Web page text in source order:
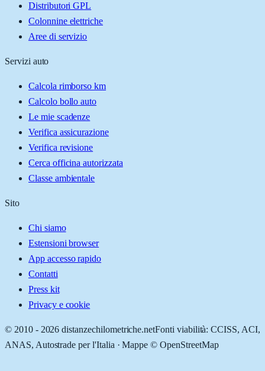
Distributori GPL
Colonnine elettriche
Aree di servizio
Servizi auto
Calcola rimborso km
Calcolo bollo auto
Le mie scadenze
Verifica assicurazione
Verifica revisione
Cerca officina autorizzata
Classe ambientale
Sito
Chi siamo
Estensioni browser
App accesso rapido
Contatti
Press kit
Privacy e cookie
© 2010 - 2026 distanzechilometriche.netFonti viabilità: CCISS, ACI,
ANAS, Autostrade per l'Italia · Mappe © OpenStreetMap